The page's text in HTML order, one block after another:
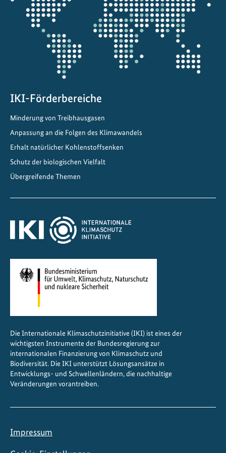
r
u
m
F
K
s
z
d
e
d
e
r
Projektkarte
IKI-Förderbereiche
Minderung von Treibhausgasen
Anpassung an die Folgen des Klimawandels
Erhalt natürlicher Kohlenstoffsenken
Schutz der biologischen Vielfalt
Übergreifende Themen
Die Internationale Klimaschutzinitiative (IKI) ist eines der
wichtigsten Instrumente der Bundesregierung zur
internationalen Finanzierung von Klimaschutz und
Biodiversität. Die IKI unterstützt Lösungsansätze in
Entwicklungs- und Schwellenländern, die nachhaltige
Veränderungen vorantreiben.
Impressum